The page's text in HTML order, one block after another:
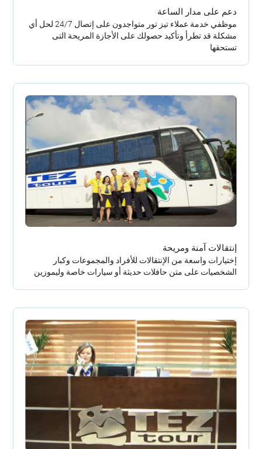
دعم على مدار الساعة
موظفي خدمة عملاء تيز تور متواجدون على إتصال 24/7 لحل أي
مشكلة قد تطرأ وتأكيد حصولك على الأجازة المريحة التى
تستحقها
إنتقالات آمنة ومريحة
إختيارات واسعة من الإنتقالات للأفراد والمجموعات وكبار
الشخصيات على متن حافلات حديثة أو سيارات خاصة وليموزين